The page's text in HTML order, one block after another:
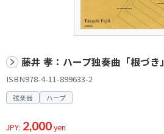
藤井 孝：ハープ独奏曲「根づき」
ISBN978-4-11-899633-2
弦楽器 ハープ
JPY: 2,000yen